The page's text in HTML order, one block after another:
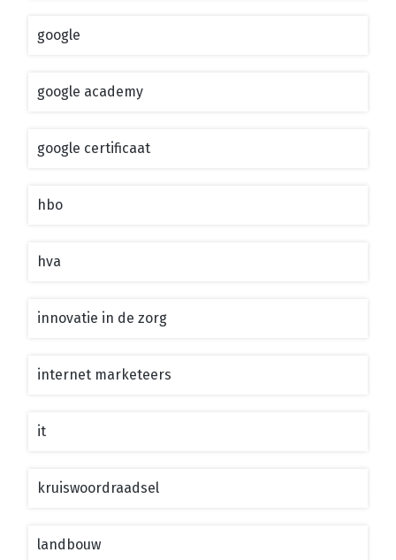
google
google academy
google certificaat
hbo
hva
innovatie in de zorg
internet marketeers
it
kruiswoordraadsel
landbouw